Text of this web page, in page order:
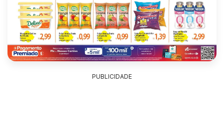
PUBLICIDADE